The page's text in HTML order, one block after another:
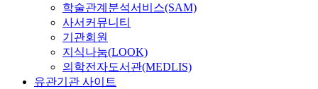
학술관계분석서비스(SAM)
사서커뮤니티
기관회원
지식나눔(LOOK)
의학전자도서관(MEDLIS)
유관기관 사이트